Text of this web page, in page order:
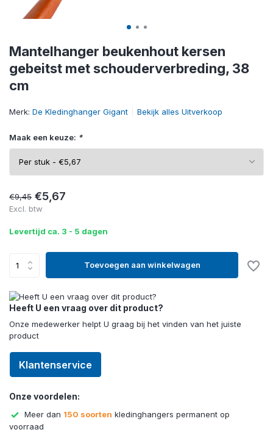
Mantelhanger beukenhout kersen
gebeitst met schouderverbreding, 38
cm
Merk: De Kledinghanger Gigant Bekijk alles Uitverkoop
Maak een keuze: *
€9,45 €5,67
Excl. btw
Levertijd ca. 3 - 5 dagen
Toevoegen aan winkelwagen
Heeft U een vraag over dit product?
Onze medewerker helpt U graag bij het vinden van het juiste
product
Klantenservice
Onze voordelen:
Meer dan 150 soorten kledinghangers permanent op
voorraad